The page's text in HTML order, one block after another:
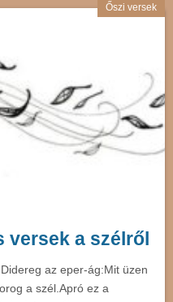
Őszi versek
versek a szélről
az eper-ág:Mit üzen
a szél.Apró ez a